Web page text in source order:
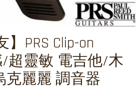
】PRS Clip-on
/超靈敏 電吉他/木
麗麗 調音器